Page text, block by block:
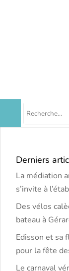
Derniers
La médiation
s’invite à
Des vélos
bateau à
Edisson et sa
pour la fête
Le carnaval